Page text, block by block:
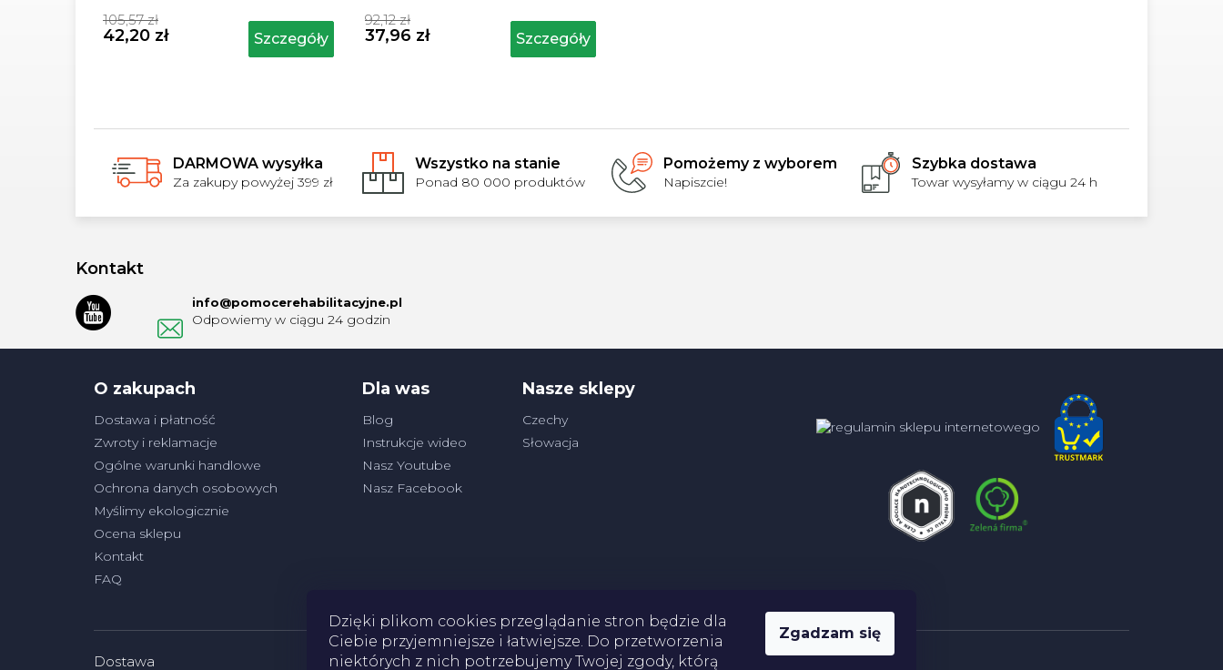
Dzięki plikom cookies przeglądanie stron będzie dla
Ciebie przyjemniejsze i łatwiejsze. Do przetworzenia
niektórych z nich potrzebujemy Twojej zgody, którą
Zgadzam się
DARMOWA wysyłka
Za zakupy powyżej 399 zł
Wszystko na stanie
Ponad 80 000 produktów
Pomożemy z wyborem
Napiszcie!
Szybka dostawa
Towar wysyłamy w ciągu 24 h
produktu
wynosi
105,57 zł
42,20 zł Szczegóły
produktu
wynosi
92,12 zł
37,96 zł Szczegóły
Kontakt
info@pomocerehabilitacyjne.pl
O zakupach
Dostawa i płatność
Zwroty i reklamacje
Ogólne warunki handlowe
Ochrona danych osobowych
Myślimy ekologicznie
Ocena sklepu
Kontakt
FAQ
Dla was
Blog
Instrukcje wideo
Nasz Youtube
Nasz Facebook
Nasze sklepy
Czechy
Słowacja
Dostawa Płatności